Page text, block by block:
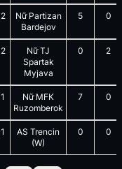
2
Nữ Partizan
Bardejov
5 0
2
Nữ TJ
Spartak
Myjava
0 2
1
Nữ MFK
Ruzomberok
7 0
1
AS Trencin
(W)
0 0